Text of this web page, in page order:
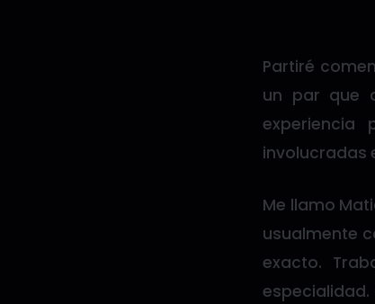
Partiré
un par que
involucradas
Me llamo
usualmente
exacto.